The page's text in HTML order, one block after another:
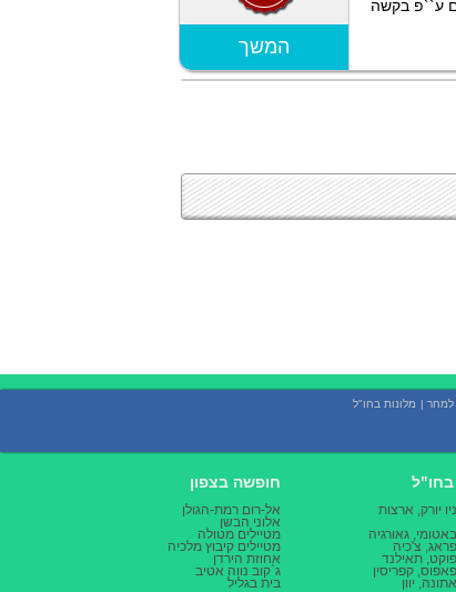
הצג מפה
המשך
ע``פ בקשה
למחר | מלונות בחו"ל
בחו"ל
יורק, ארצות
גאורגיה
צ'כיה
תאילנד
קפריסין
יוון
חופשה בצפון
אל-רום רמת-הגולן
אלוני הבשן
מטיילים מטולה
מטיילים קיבוץ מלכיה
אחוזת הירדן
ג`קוב נווה אטיב
בית בגליל